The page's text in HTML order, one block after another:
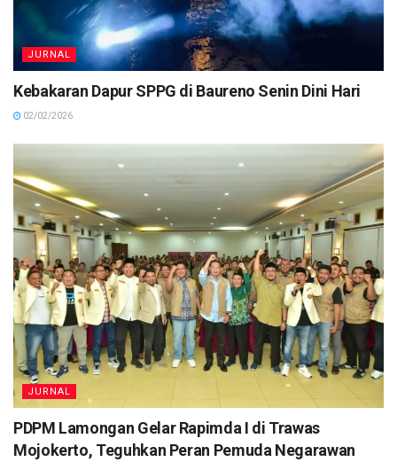
JURNAL
Kebakaran Dapur SPPG di Baureno Senin Dini Hari
02/02/2026
JURNAL
PDPM Lamongan Gelar Rapimda I di Trawas
Mojokerto, Teguhkan Peran Pemuda Negarawan